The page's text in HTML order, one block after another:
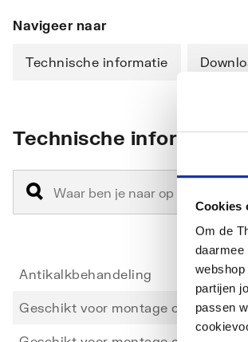
Cookies
Om de
partijen
passen
Navigeer naar
Technische informatie
Technische informatie
Antikalkbehandeling
Geschikt voor montage op